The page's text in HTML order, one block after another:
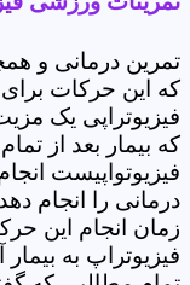
تمرین درمانی و
که این حرکات
فیزیوتراپی یک
که بیمار بعد از
فیزیوتواپیست
درمانی را انجام
زمان انجام این
فیزیوتراپ به